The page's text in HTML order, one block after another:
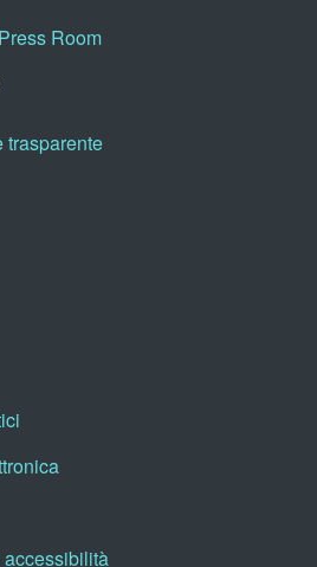
Room
trasparente